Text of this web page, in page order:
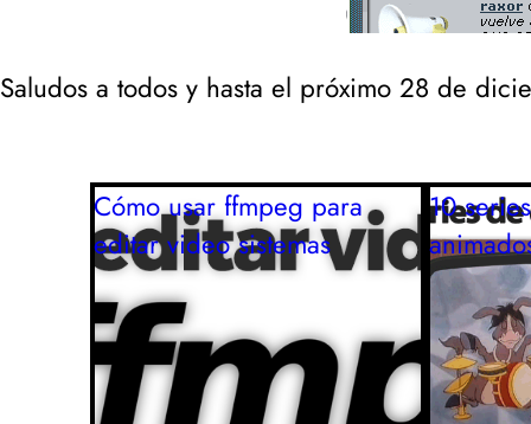
Saludos a todos y hasta el próximo 28 de
Cómo usar ffmpeg para
editar video sistemas
10